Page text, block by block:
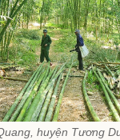
huyện Tương